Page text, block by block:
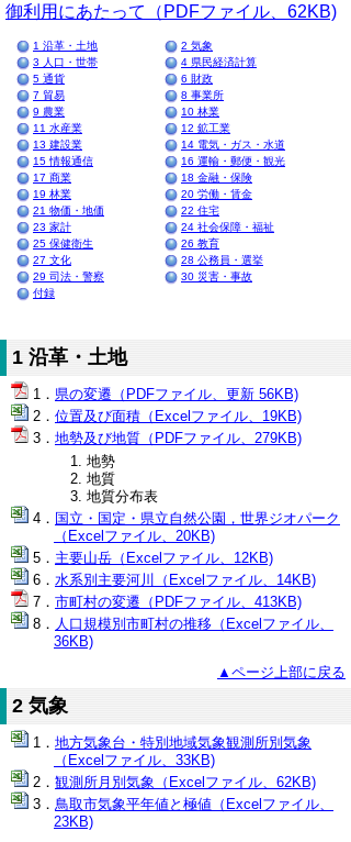
御利用にあたって（PDFファイル、62KB)
1 沿革・土地
2 気象
3 人口・世帯
4 県民経済計算
5 通貨
6 財政
7 貿易
8 事業所
9 農業
10 林業
11 水産業
12 鉱工業
13 建設業
14 電気・ガス・水道
15 情報通信
16 運輸・郵便・観光
17 商業
18 金融・保険
19 林業
20 労働・賃金
21 物価・地価
22 住宅
23 家計
24 社会保障・福祉
25 保健衛生
26 教育
27 文化
28 公務員・選挙
29 司法・警察
30 災害・事故
付録
1 沿革・土地
県の変遷（PDFファイル、更新 56KB)
位置及び面積（Excelファイル、19KB)
地勢及び地質（PDFファイル、279KB)
地勢
地質
地質分布表
国立・国定・県立自然公園，世界ジオパーク
（Excelファイル、20KB)
主要山岳（Excelファイル、12KB)
水系別主要河川（Excelファイル、14KB)
市町村の変遷（PDFファイル、413KB)
人口規模別市町村の推移（Excelファイル、
36KB)
▲ページ上部に戻る
2 気象
地方気象台・特別地域気象観測所別気象
（Excelファイル、33KB)
観測所月別気象（Excelファイル、62KB)
鳥取市気象平年値と極値（Excelファイル、
23KB)